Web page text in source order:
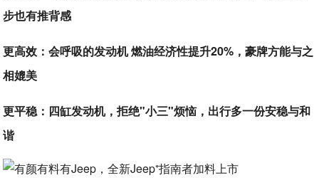
步也有推背感
更高效：会呼吸的发动机 燃油经济性提升20%，豪牌方能与之
相媲美
更平稳：四缸发动机，拒绝"小三"烦恼，出行多一份安稳与和
谐